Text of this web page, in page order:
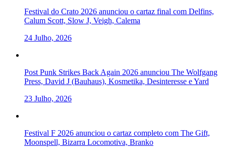
Festival do Crato 2026 anunciou o cartaz final com Delfins,
Calum Scott, Slow J, Veigh, Calema
24 Julho, 2026
Post Punk Strikes Back Again 2026 anunciou The Wolfgang
Press, David J (Bauhaus), Kosmetika, Desinteresse e Yard
23 Julho, 2026
Festival F 2026 anunciou o cartaz completo com The Gift,
Moonspell, Bizarra Locomotiva, Branko